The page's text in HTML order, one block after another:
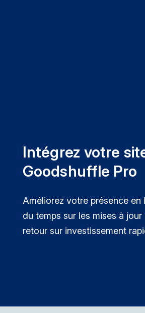
Intégrez votre
Goodshuffle Pro
Améliorez votre présence en
du temps sur les mises à
retour sur investissement